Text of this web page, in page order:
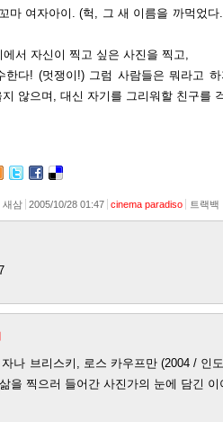
여자아이. (헉, 그 새 이름을 까먹었다
서 자신이 찍고 싶은 사진을 찍고,
다! (멋쟁이!) 그럼 사람들은 뭐라고 하
않으며, 대신 자기를 그리워할 친구를
새삼 2005/10/28 01:47 cinema paradiso 트랙백
나 브리스키, 로스 카우프만 (2004 / 인
을 찍으러 들어간 사진가의 눈에 담긴 이